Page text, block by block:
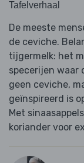
Tafelverhaal
De meeste
de ceviche.
tijgermelk: het
specerijen waar
geen ceviche,
geïnspireerd is
Met
koriander voor